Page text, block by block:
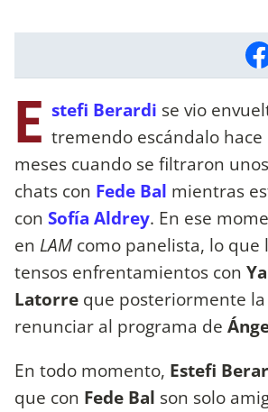
E stefi Berardi se vio
tremendo escándalo
meses cuando se filtraron
chats con Fede Bal mientras
con Sofía Aldrey. En ese
en LAM como panelista, lo que
tensos enfrentamientos con
Latorre que posteriormente
renunciar al programa de
En todo momento, Estefi
que con Fede Bal son solo